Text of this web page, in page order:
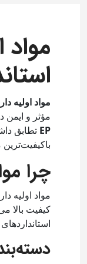
مواد
مواد اولیه
مؤثر و ایمن
EP تطابق
باکیفیت‌ترین
چرا
مواد اولیه
کیفیت بالا